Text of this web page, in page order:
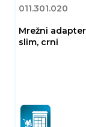
011.301.020
Mrežni adapter
slim, crni